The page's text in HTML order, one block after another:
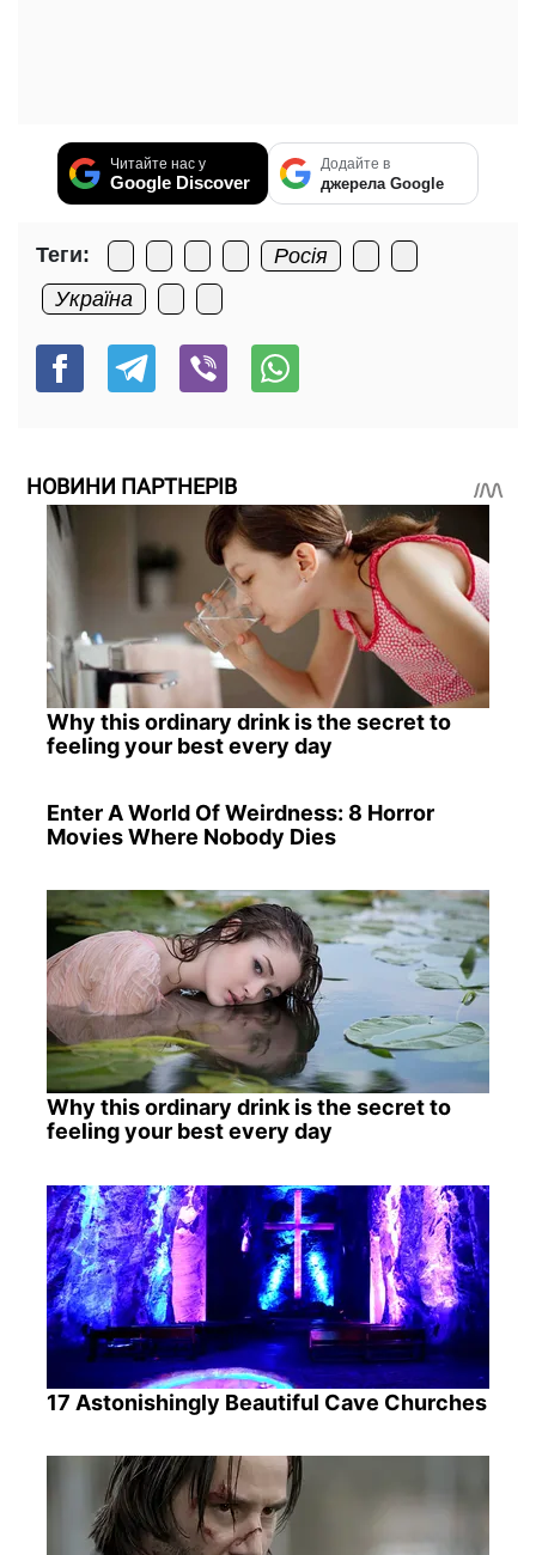
Читайте нас у
Google Discover
Додайте в
джерела Google
Теги:
Росія
Україна
НОВИНИ ПАРТНЕРІВ
Why this ordinary drink is the secret to
feeling your best every day
Enter A World Of Weirdness: 8 Horror
Movies Where Nobody Dies
Why this ordinary drink is the secret to
feeling your best every day
17 Astonishingly Beautiful Cave Churches